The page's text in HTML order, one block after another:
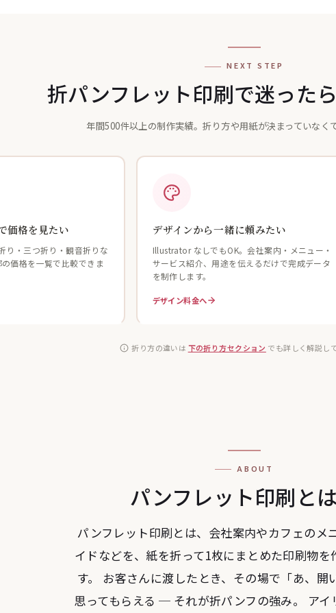
NEXT STEP
折パンフレット印刷で迷った
年間500件以上の制作実績。折り方や用紙が決まっていなく
価格を見たい
り・三つ折り・観音折りな
価格を一覧で比較できま
デザインから一緒に頼みたい
Illustrator なしでもOK。会社案内・メニュー・
サービス紹介、用途を伝えるだけで完成データ
を制作します。
デザイン料金へ
折り方の違いは 下の折り方セクション でも詳しく解説し
ABOUT
パンフレット印刷と
パンフレット印刷とは、会社案内やカフェのメ
イドなどを、紙を折って1枚にまとめた印刷物を
す。 お客さんに渡したとき、その場で「あ、開
思ってもらえる ─ それが折パンフの強み。 アイ